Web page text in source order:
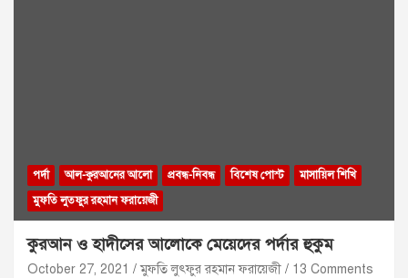
পর্দা আল-কুরআনের আলো প্রবন্ধ-নিবন্ধ বিশেষ পোস্ট
মাসায়িল শিখি
মুফতি লুতফুর রহমান ফরায়েজী
কুরআন ও হাদীসের আলোকে মেয়েদের পর্দার হুকুম
October 27, 2021 মুফতি লুৎফুর রহমান ফরায়েজী 13 Comments